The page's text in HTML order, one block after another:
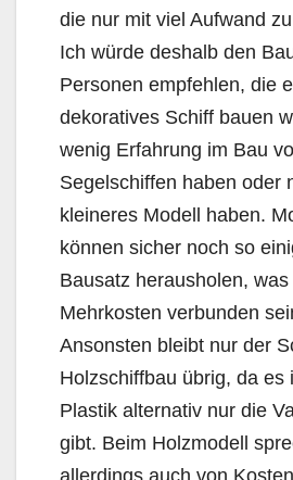
die nur mit viel Aufwand
Ich würde deshalb den
Personen empfehlen, die
dekoratives Schiff bauen
wenig Erfahrung im Bau
Segelschiffen haben oder
kleineres Modell haben.
können sicher noch so
Bausatz herausholen,
Mehrkosten verbunden
Ansonsten bleibt nur der
Holzschiffbau übrig, da es
Plastik alternativ nur die
gibt. Beim Holzmodell